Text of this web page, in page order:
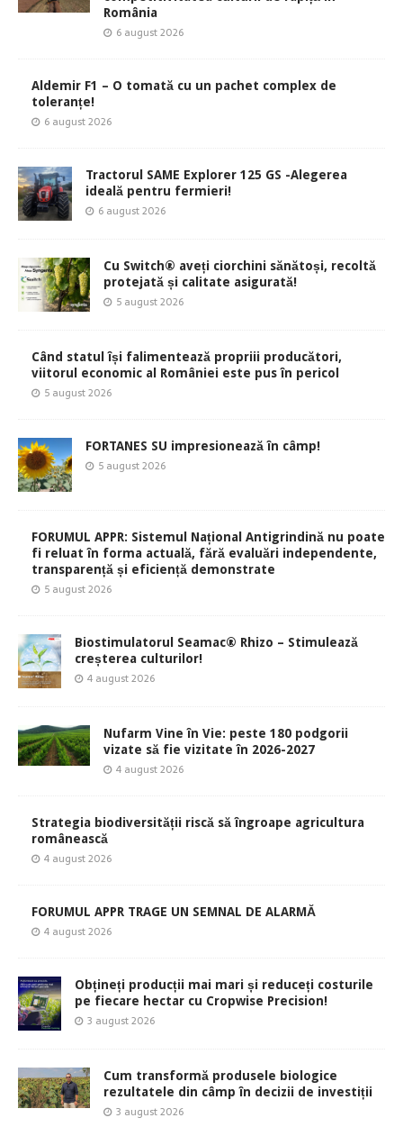
România
6 august 2026
Aldemir F1 – O tomată cu un pachet complex de
toleranțe!
6 august 2026
Tractorul SAME Explorer 125 GS -Alegerea
ideală pentru fermieri!
6 august 2026
Cu Switch® aveți ciorchini sănătoși, recoltă
protejată și calitate asigurată!
5 august 2026
Când statul își falimentează propriii producători,
viitorul economic al României este pus în pericol
5 august 2026
FORTANES SU impresionează în câmp!
5 august 2026
FORUMUL APPR: Sistemul Național Antigrindină nu poate
fi reluat în forma actuală, fără evaluări independente,
transparență și eficiență demonstrate
5 august 2026
Biostimulatorul Seamac® Rhizo – Stimulează
creșterea culturilor!
4 august 2026
Nufarm Vine în Vie: peste 180 podgorii
vizate să fie vizitate în 2026-2027
4 august 2026
Strategia biodiversității riscă să îngroape agricultura
românească
4 august 2026
FORUMUL APPR TRAGE UN SEMNAL DE ALARMĂ
4 august 2026
Obțineți producții mai mari și reduceți costurile
pe fiecare hectar cu Cropwise Precision!
3 august 2026
Cum transformă produsele biologice
rezultatele din câmp în decizii de investiții
3 august 2026